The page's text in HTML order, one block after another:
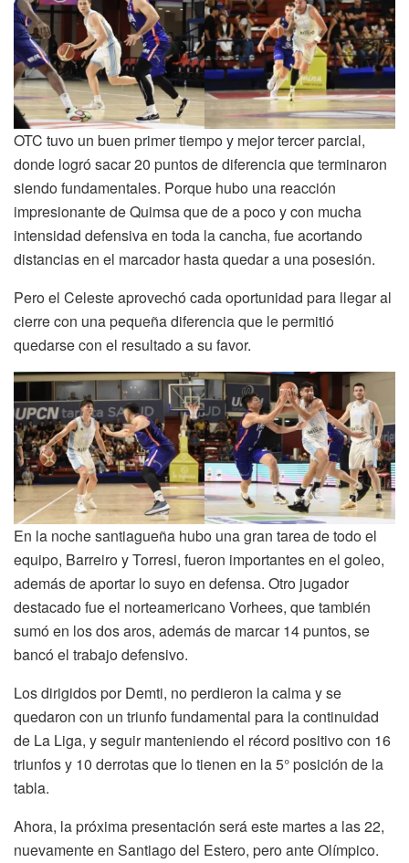
OTC tuvo un buen primer tiempo y mejor tercer parcial,
donde logró sacar 20 puntos de diferencia que terminaron
siendo fundamentales. Porque hubo una reacción
impresionante de Quimsa que de a poco y con mucha
intensidad defensiva en toda la cancha, fue acortando
distancias en el marcador hasta quedar a una posesión.
Pero el Celeste aprovechó cada oportunidad para llegar al
cierre con una pequeña diferencia que le permitió
quedarse con el resultado a su favor.
En la noche santiagueña hubo una gran tarea de todo el
equipo, Barreiro y Torresi, fueron importantes en el goleo,
además de aportar lo suyo en defensa. Otro jugador
destacado fue el norteamericano Vorhees, que también
sumó en los dos aros, además de marcar 14 puntos, se
bancó el trabajo defensivo.
Los dirigidos por Demti, no perdieron la calma y se
quedaron con un triunfo fundamental para la continuidad
de La Liga, y seguir manteniendo el récord positivo con 16
triunfos y 10 derrotas que lo tienen en la 5° posición de la
tabla.
Ahora, la próxima presentación será este martes a las 22,
nuevamente en Santiago del Estero, pero ante Olímpico.